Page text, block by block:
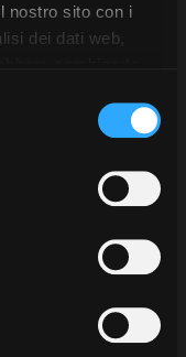
nostro sito con i
dei dati web,
Puoi liberamente
in qualsiasi
di tali tecnologie
questa
Eroe italiano
LUNGOMETRAGGI
IN PROGRESS
Rosamont srl con Rai